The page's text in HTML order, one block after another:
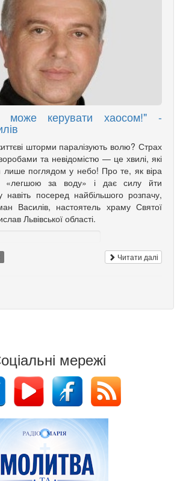
може керувати хаосом!" -
шторми паралізують волю? Страх
та невідомістю — це хвилі, які
поглядом у небо! Про те, як віра
«легшою за воду» і дає силу йти
навіть посеред найбільшого розпачу,
Василів, настоятель храму Святої
Львівської області.
Читати далі
мережі